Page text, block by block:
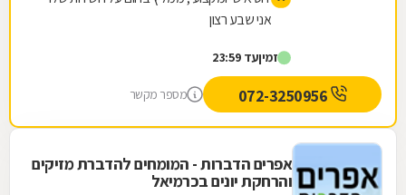
אני שבע רצון
זמיןעד 23:59
מספר מקשר
אפרים הדברות - המומחים להדברת מזיקים
והרחקת יונים בכרמיאל